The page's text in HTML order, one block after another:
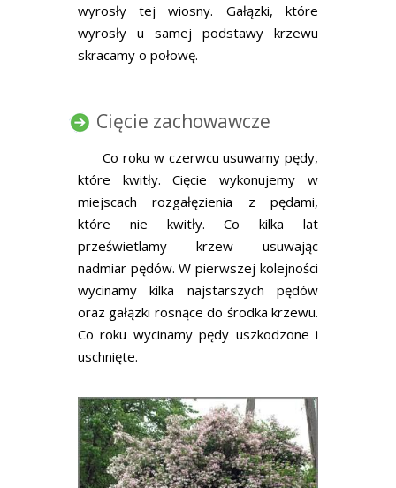
wyrosły tej wiosny. Gałązki, które
wyrosły u samej podstawy krzewu
skracamy o połowę.
Cięcie zachowawcze
Co roku w czerwcu usuwamy pędy,
które kwitły. Cięcie wykonujemy w
miejscach rozgałęzienia z pędami,
które nie kwitły. Co kilka lat
prześwietlamy krzew usuwając
nadmiar pędów. W pierwszej kolejności
wycinamy kilka najstarszych pędów
oraz gałązki rosnące do środka krzewu.
Co roku wycinamy pędy uszkodzone i
uschnięte.